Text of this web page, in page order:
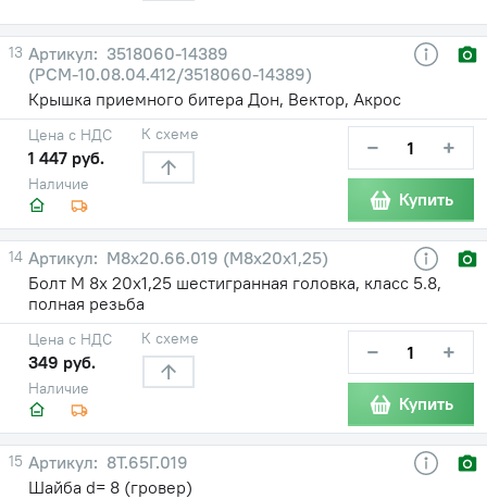
13
3518060-14389
(РСМ-10.08.04.412/3518060-14389)
Крышка приемного битера Дон, Вектор, Акрос
Наличие
Цена с НДС
1 447 руб.
К схеме − +
Купить
14
М8х20.66.019 (М8х20х1,25)
Болт М 8х 20х1,25 шестигранная головка, класс 5.8,
полная резьба
Наличие
Цена с НДС
349 руб.
К схеме − +
Купить
15
8Т.65Г.019
Шайба d= 8 (гровер)